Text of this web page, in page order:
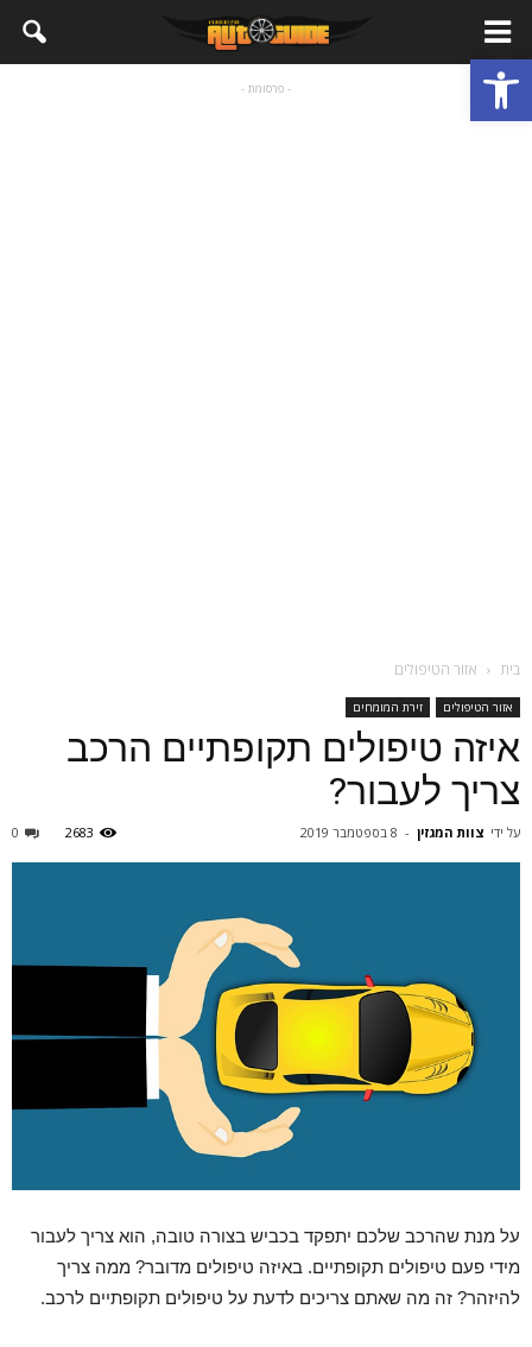
פתח סרגל נגישות - פרסומת -
בית אזור הטיפולים
אזור הטיפולים זירת המומחים
איזה טיפולים תקופתיים הרכב
צריך לעבור?
על ידי צוות המגזין - 8 בספטמבר 2019 0 2683
על מנת שהרכב שלכם יתפקד בכביש בצורה טובה, הוא צריך לעבור
מידי פעם טיפולים תקופתיים. באיזה טיפולים מדובר? ממה צריך
להיזהר? זה מה שאתם צריכים לדעת על טיפולים תקופתיים לרכב.